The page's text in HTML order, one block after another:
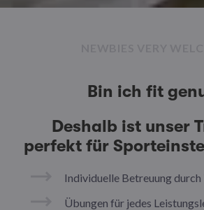
Bin ich fit
Deshalb ist unser
perfekt für
Individuelle Betreuung durch
Übungen für jedes